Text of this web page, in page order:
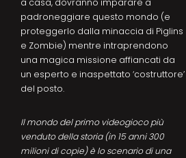
a casa, dovranno imparare a
padroneggiare questo mondo (e
proteggerlo dalla minaccia di Piglins
e Zombie) mentre intraprendono
una magica missione affiancati da
un esperto e inaspettato ‘costruttore’
del posto.
Il mondo del primo videogioco più
venduto della storia (in 15 anni 300
milioni di copie) è lo scenario di una